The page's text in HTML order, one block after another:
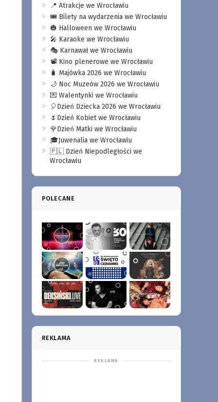
📍 Atrakcje we Wrocławiu
🎟️ Bilety na wydarzenia we Wrocławiu
🎃 Halloween we Wrocławiu
🎤 Karaoke we Wrocławiu
🎭 Karnawał we Wrocławiu
📽️ Kino plenerowe we Wrocławiu
🧳 Majówka 2026 we Wrocławiu
🌙 Noc Muzeów 2026 we Wrocławiu
💌 Walentynki we Wrocławiu
🎈Dzień Dziecka 2026 we Wrocławiu
🌷Dzień Kobiet we Wrocławiu
🌹Dzień Matki we Wrocławiu
🎓Juwenalia we Wrocławiu
🇵🇱 Dzień Niepodległości we
Wrocławiu
POLECANE
REKLAMA